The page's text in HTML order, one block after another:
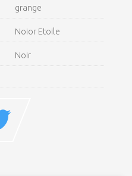
grange
Noior Etoile
Noir